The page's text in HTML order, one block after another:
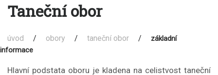
Holice
Taneční obor
úvod / obory / taneční obor /
základní
informace
Hlavní podstata oboru je kladena na celistvost taneční